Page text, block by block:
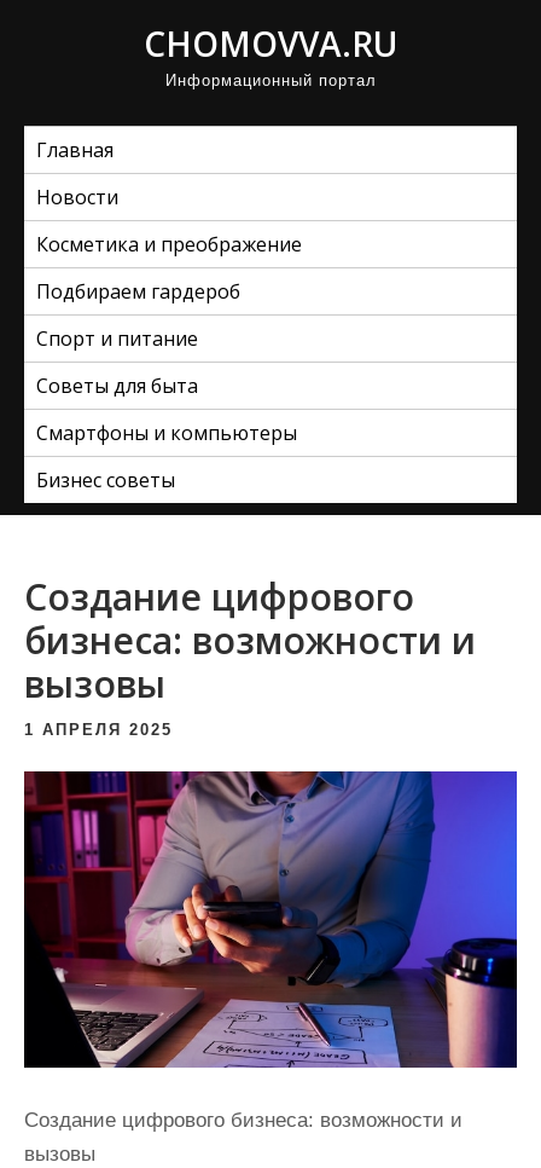
CHOMOVVA.RU
Информационный портал
Главная
Новости
Косметика и преображение
Подбираем гардероб
Спорт и питание
Советы для быта
Смартфоны и компьютеры
Бизнес советы
Создание цифрового
бизнеса: возможности и
вызовы
1 АПРЕЛЯ 2025
Создание цифрового бизнеса: возможности и
вызовы